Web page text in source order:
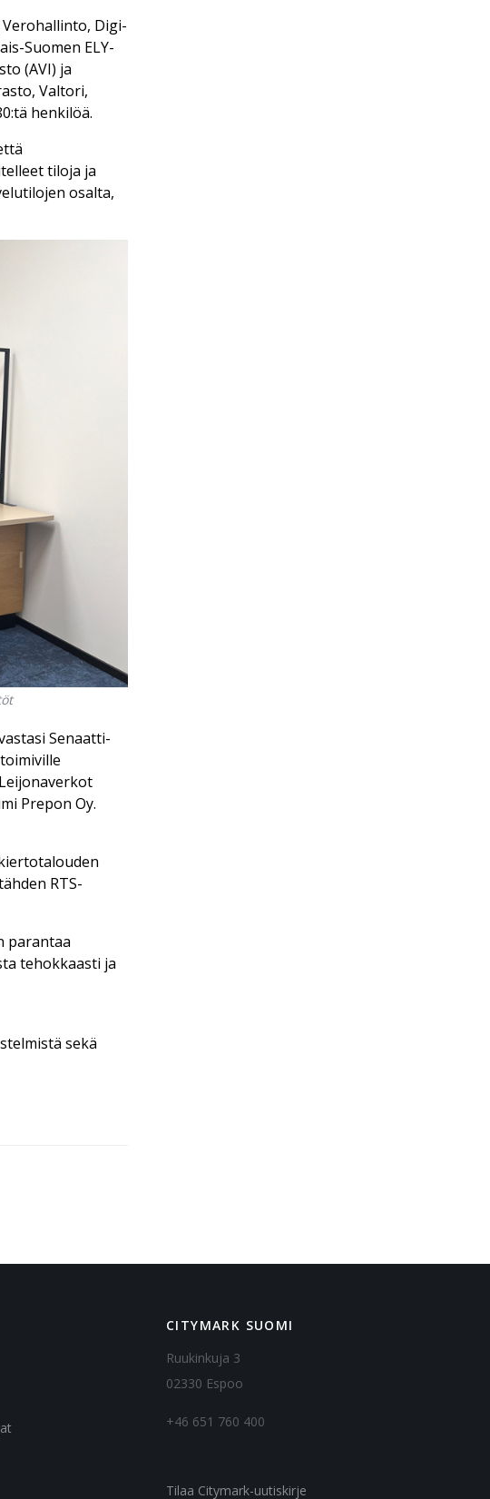
Digi-
Suomen ELY-
(AVI) ja
Valtori,
henkilöä.
tiloja ja
osalta,
Senaatti-
Prepon Oy.
RTS-
parantaa
tehokkaasti ja
sekä
CITYMARK SUOMI
Ruukinkuja 3
02330 Espoo
+46 651 760 400
Tilaa Citymark-uutiskirje